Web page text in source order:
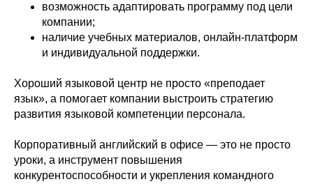
возможность адаптировать программу под цели
компании;
наличие учебных материалов, онлайн-платформ
и индивидуальной поддержки.
Хороший языковой центр не просто «преподает
язык», а помогает компании выстроить стратегию
развития языковой компетенции персонала.
Корпоративный английский в офисе — это не просто
уроки, а инструмент повышения
конкурентоспособности и укрепления командного